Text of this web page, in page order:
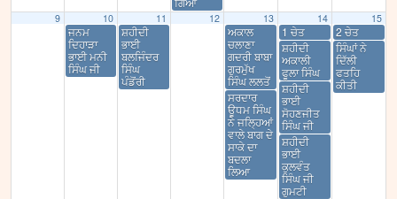
9 10
ਜਨਮ
ਦਿਹਾੜਾ
ਭਾਈ ਮਨੀ
ਸਿੰਘ ਜੀ
11
ਸ਼ਹੀਦੀ
ਭਾਈ
ਬਲਜਿੰਦਰ
ਸਿੰਘ
ਪੰਡੋਂਰੀ
12 13
ਅਕਾਲ
ਚਲਾਣਾ
ਗਦਰੀ ਬਾਬਾ
ਗੁਰਮੁੱਖ
ਸਿੰਘ ਲਲਤੋਂ
ਸਰਦਾਰ
ਊਧਮ ਸਿੰਘ
ਨੇ ਜਲ੍ਹਿਆਂ
ਵਾਲੇ ਬਾਗ ਦੇ
ਸਾਕੇ ਦਾ
ਬਦਲਾ
ਲਿਆ
14
1 ਚੇਤ
ਸ਼ਹੀਦੀ
ਅਕਾਲੀ
ਫੂਲਾ ਸਿੰਘ
ਸ਼ਹੀਦੀ
ਭਾਈ
ਸੋਹਣਜੀਤ
ਸਿੰਘ ਜੀ
ਸ਼ਹੀਦੀ
ਭਾਈ
ਕੁਲਵੰਤ
ਸਿੰਘ ਜੀ
ਗੁਮਟੀ
15
2 ਚੇਤ
ਸਿੰਘਾਂ ਨੇ
ਦਿੱਲੀ
ਫਤਹਿ
ਕੀਤੀ